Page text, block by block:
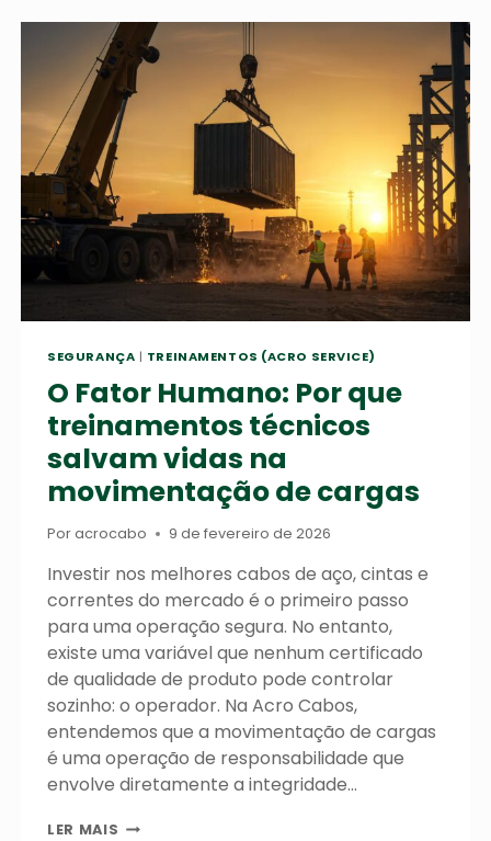
AÇO:
TIPOS,
A
SUPERIORIDADE
DA
RESINA
E
SEGURANÇA
SEGURANÇA | TREINAMENTOS (ACRO SERVICE)
O Fator Humano: Por que
treinamentos técnicos
salvam vidas na
movimentação de cargas
Poracrocabo 9 de fevereiro de 2026
Investir nos melhores cabos de aço, cintas e
correntes do mercado é o primeiro passo
para uma operação segura. No entanto,
existe uma variável que nenhum certificado
de qualidade de produto pode controlar
sozinho: o operador. Na Acro Cabos,
entendemos que a movimentação de cargas
é uma operação de responsabilidade que
envolve diretamente a integridade…
LER MAIS O